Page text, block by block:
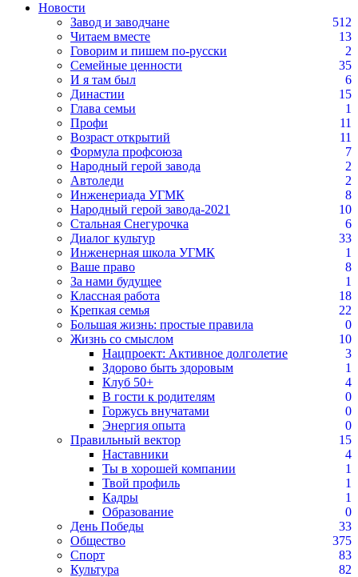
Новости
Завод и заводчане
512
Читаем вместе
13
Говорим и пишем по-русски
2
Семейные ценности
35
И я там был
6
Династии
15
Глава семьи
1
Профи
11
Возраст открытий
11
Формула профсоюза
7
Народный герой завода
2
Автоледи
2
Инженериада УГМК
8
Народный герой завода-2021
10
Стальная Снегурочка
6
Диалог культур
33
Инженерная школа УГМК
1
Ваше право
8
За нами будущее
1
Классная работа
18
Крепкая семья
22
Большая жизнь: простые правила
0
Жизнь со смыслом
10
Нацпроект: Активное долголетие
3
Здорово быть здоровым
1
Клуб 50+
4
В гости к родителям
0
Горжусь внучатами
0
Энергия опыта
0
Правильный вектор
15
Наставники
4
Ты в хорошей компании
1
Твой профиль
1
Кадры
1
Образование
0
День Победы
33
Общество
375
Спорт
83
Культура
82